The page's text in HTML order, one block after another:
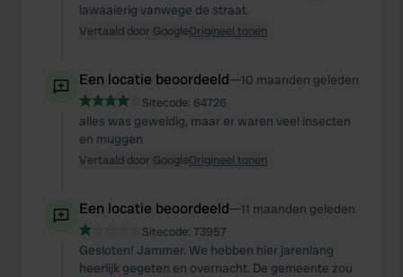
lawaaierig vanwege de straat.
Vertaald door GoogleOrigineel tonen
Een locatie beoordeeld—10 maanden geleden
Sitecode: 64726
alles was geweldig, maar er waren veel insecten
en muggen
Vertaald door GoogleOrigineel tonen
Een locatie beoordeeld—11 maanden geleden
Sitecode: 73957
Gesloten! Jammer. We hebben hier jarenlang
heerlijk gegeten en overnacht. De gemeente zou